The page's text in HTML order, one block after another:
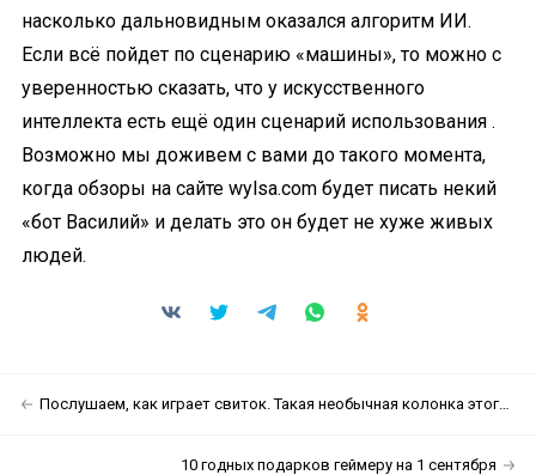
насколько дальновидным оказался алгоритм ИИ.
Если всё пойдет по сценарию «машины», то можно с
уверенностью сказать, что у искусственного
интеллекта есть ещё один сценарий использования .
Возможно мы доживем с вами до такого момента,
когда обзоры на сайте wylsa.com будет писать некий
«бот Василий» и делать это он будет не хуже живых
людей.
Послушаем, как играет свиток. Такая необычная колонка этого лета
10 годных подарков геймеру на 1 сентября